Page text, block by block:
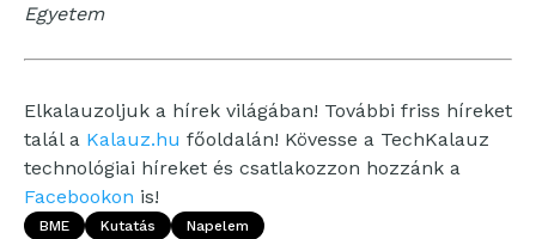
Egyetem
Elkalauzoljuk a hírek világában! További friss híreket
talál a Kalauz.hu főoldalán! Kövesse a TechKalauz
technológiai híreket és csatlakozzon hozzánk a
Facebookon is!
BME Kutatás Napelem